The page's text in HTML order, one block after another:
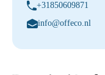
+31850609871
info@offeco.nl